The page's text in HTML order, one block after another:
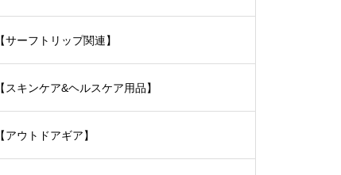
【サーフトリップ関連】
【スキンケア&ヘルスケア用品】
【アウトドアギア】